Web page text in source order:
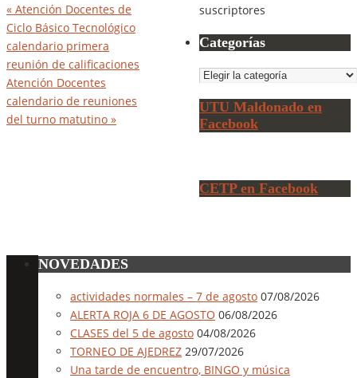
« Atención Docentes de
Ciclo Básico Tecnológico
calendario primera
reunión de calificaciones
Atención Docentes
calendario de reuniones
del turno matutino »
suscriptores
Categorías
Categorías
UTU Maldonado en
Facebook
CETP en Facebook
NOVEDADES
actividades normales – 7 de agosto 07/08/2026
ALERTA ROJA 6 DE AGOSTO 06/08/2026
CLASES del 5 de agosto 04/08/2026
TORNEO DE AJEDREZ 29/07/2026
Una tarde de encuentro, BINGO y música